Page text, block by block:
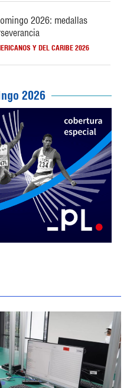
2026: medallas
Y DEL CARIBE 2026
2026